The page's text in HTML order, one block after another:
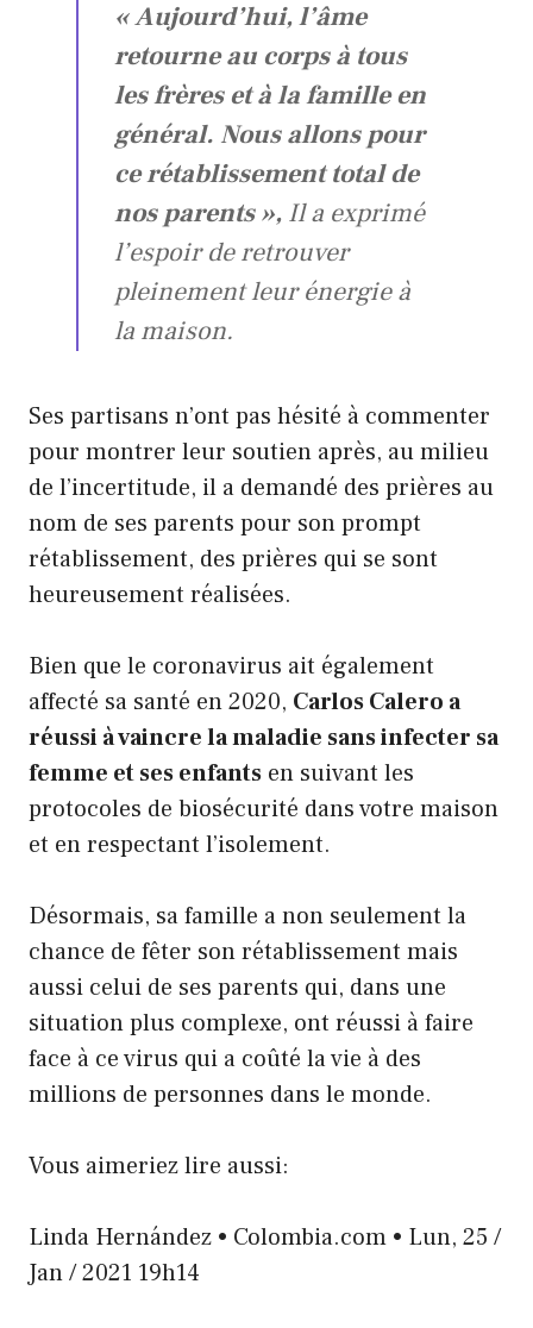
« Aujourd’hui, l’âme
retourne au corps à tous
les frères et à la famille en
général. Nous allons pour
ce rétablissement total de
nos parents », Il a exprimé
l’espoir de retrouver
pleinement leur énergie à
la maison.
Ses partisans n’ont pas hésité à commenter
pour montrer leur soutien après, au milieu
de l’incertitude, il a demandé des prières au
nom de ses parents pour son prompt
rétablissement, des prières qui se sont
heureusement réalisées.
Bien que le coronavirus ait également
affecté sa santé en 2020, Carlos Calero a
réussi à vaincre la maladie sans infecter sa
femme et ses enfants en suivant les
protocoles de biosécurité dans votre maison
et en respectant l’isolement.
Désormais, sa famille a non seulement la
chance de fêter son rétablissement mais
aussi celui de ses parents qui, dans une
situation plus complexe, ont réussi à faire
face à ce virus qui a coûté la vie à des
millions de personnes dans le monde.
Vous aimeriez lire aussi:
Linda Hernández • Colombia.com • Lun, 25 /
Jan / 2021 19h14